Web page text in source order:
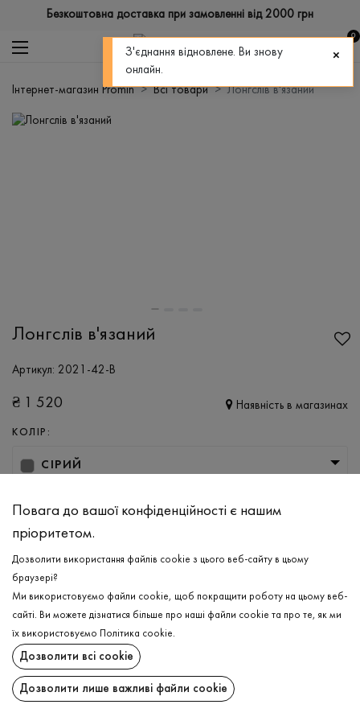
Безкоштовна доставка при замовленні від 2000 грн
0
Інтернет-магазин Promin Всі товари Лонгслів в'язаний
Лонгслів в'язаний
Артикул: 2021-42-B
₴ 1 520 Наявність в магазинах
КОЛІР:
СІРИЙ
XS/S
ОБЕРІТЬ РОЗМІР
Лонгслів в'язаний
ДОДАТИ ДО КОШИКА
ОПИС
Повага до вашої конфіденційності є нашим
пріоритетом.
Дозволити використання файлів cookie з цього веб-сайту в цьому
браузері?
Ми використовуємо файли cookie, щоб покращити роботу на цьому веб-
сайті. Ви можете дізнатися більше про наші файли cookie та про те, як ми
їх використовуємо
Політика cookie.
Дозволити всі cookie
Дозволити лише важливі файли cookie
З'єднання відновлене. Ви знову
онлайн.